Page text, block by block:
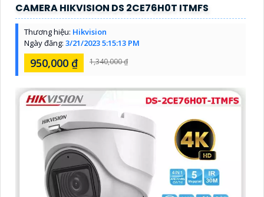
CAMERA HIKVISION DS 2CE76H0T ITMFS
Thương hiệu: Hikvision
Ngày đăng: 3/21/2023 5:15:13 PM
950,000 ₫ 1,340,000 ₫